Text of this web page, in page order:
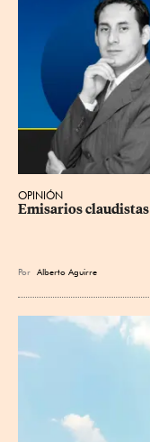
OPINIÓN
Emisarios claudistas
Por Alberto Aguirre